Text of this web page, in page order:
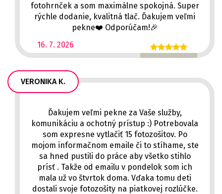
16. 7. 2026
fotohrnček a som maximálne spokojná. Super
rýchle dodanie, kvalitná tlač. Ďakujem veľmi
pekne❤️ Odporúčam!🎉
VERONIKA K.
Ďakujem veľmi pekne za Vaše služby,
komunikáciu a ochotný prístup :) Potrebovala
som expresne vytlačiť 15 fotozošitov. Po
mojom informačnom emaile či to stíhame, ste
sa hned pustili do práce aby všetko stihlo
prísť . Takže od emailu v pondelok som ich
mala už vo štvrtok doma. Vďaka tomu deti
dostali svoje fotozošity na piatkovej rozlúčke.